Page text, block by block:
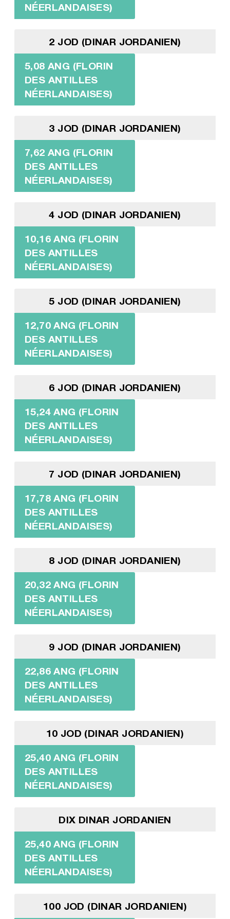
NÉERLANDAISES)
2 JOD (DINAR JORDANIEN)
5,08 ANG (FLORIN
DES ANTILLES
NÉERLANDAISES)
3 JOD (DINAR JORDANIEN)
7,62 ANG (FLORIN
DES ANTILLES
NÉERLANDAISES)
4 JOD (DINAR JORDANIEN)
10,16 ANG (FLORIN
DES ANTILLES
NÉERLANDAISES)
5 JOD (DINAR JORDANIEN)
12,70 ANG (FLORIN
DES ANTILLES
NÉERLANDAISES)
6 JOD (DINAR JORDANIEN)
15,24 ANG (FLORIN
DES ANTILLES
NÉERLANDAISES)
7 JOD (DINAR JORDANIEN)
17,78 ANG (FLORIN
DES ANTILLES
NÉERLANDAISES)
8 JOD (DINAR JORDANIEN)
20,32 ANG (FLORIN
DES ANTILLES
NÉERLANDAISES)
9 JOD (DINAR JORDANIEN)
22,86 ANG (FLORIN
DES ANTILLES
NÉERLANDAISES)
10 JOD (DINAR JORDANIEN)
25,40 ANG (FLORIN
DES ANTILLES
NÉERLANDAISES)
DIX DINAR JORDANIEN
25,40 ANG (FLORIN
DES ANTILLES
NÉERLANDAISES)
100 JOD (DINAR JORDANIEN)